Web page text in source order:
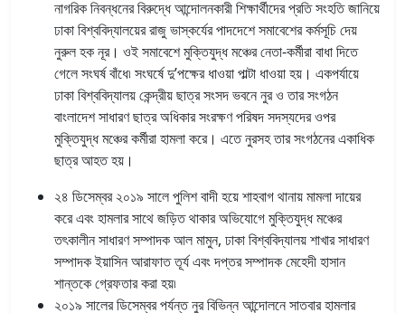
নাগরিক নিবন্ধনের বিরুদ্ধে আন্দোলনকারী শিক্ষার্থীদের প্রতি সংহতি জানিয়ে
ঢাকা বিশ্ববিদ্যালয়ের রাজু ভাস্কর্যের পাদদেশে সমাবেশের কর্মসূচি দেয়
নুরুল হক নূর। ওই সমাবেশে মুক্তিযুদ্ধ মঞ্চের নেতা-কর্মীরা বাধা দিতে
গেলে সংঘর্ষ বাঁধে৷ সংঘর্ষে দু’পক্ষের ধাওয়া পাল্টা ধাওয়া হয়। একপর্যায়ে
ঢাকা বিশ্ববিদ্যালয় কেন্দ্রীয় ছাত্র সংসদ ভবনে নুর ও তার সংগঠন
বাংলাদেশ সাধারণ ছাত্র অধিকার সংরক্ষণ পরিষদ সদস্যদের ওপর
মুক্তিযুদ্ধ মঞ্চের কর্মীরা হামলা করে। এতে নুরসহ তার সংগঠনের একাধিক
ছাত্র আহত হয়।
২৪ ডিসেম্বর ২০১৯ সালে পুলিশ বাদী হয়ে শাহবাগ থানায় মামলা দায়ের
করে এবং হামলার সাথে জড়িত থাকার অভিযোগে মুক্তিযুদ্ধ মঞ্চের
তৎকালীন সাধারণ সম্পাদক আল মামুন, ঢাকা বিশ্ববিদ্যালয় শাখার সাধারণ
সম্পাদক ইয়াসিন আরাফাত তূর্য এবং দপ্তর সম্পাদক মেহেদী হাসান
শান্তকে গ্রেফতার করা হয়৷
২০১৯ সালের ডিসেম্বর পর্যন্ত নুর বিভিন্ন আন্দোলনে সাতবার হামলার